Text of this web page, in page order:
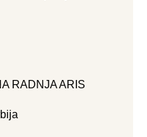
RADNJA ARIS